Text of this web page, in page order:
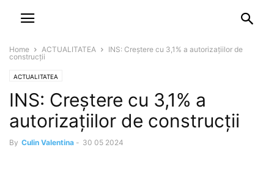
Home ACTUALITATEA
INS: Creștere cu 3,1% a autorizațiilor de
construcții
ACTUALITATEA
INS: Creștere cu 3,1% a
autorizațiilor de construcții
By Culin Valentina - 30 05 2024